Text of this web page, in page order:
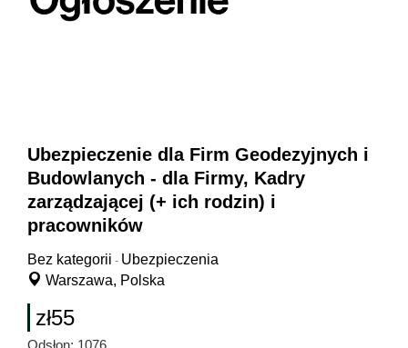
Ubezpieczenie dla Firm Geodezyjnych i
Budowlanych - dla Firmy, Kadry
zarządzającej (+ ich rodzin) i
pracowników
Bez kategorii - Ubezpieczenia
Warszawa, Polska
zł55
Odsłon: 1076